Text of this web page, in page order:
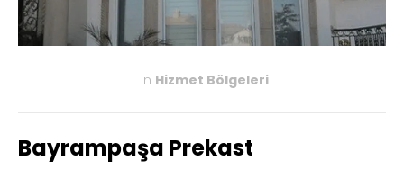
in Hizmet Bölgeleri
Bayrampaşa Prekast